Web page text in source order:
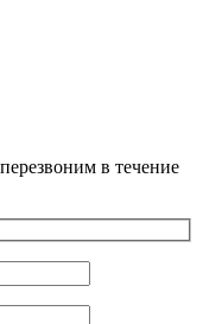
в течение